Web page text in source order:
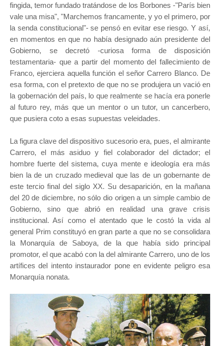
fingida, temor fundado tratándose de los Borbones -"París bien
vale una misa", "Marchemos francamente, y yo el primero, por
la senda constitucional"- se pensó en evitar ese riesgo. Y así,
en momentos en que no había designado aún presidente del
Gobierno, se decretó -curiosa forma de disposición
testamentaria- que a partir del momento del fallecimiento de
Franco, ejerciera aquella función el señor Carrero Blanco. De
esa forma, con el pretexto de que no se produjera un vació en
la gobernación del país, lo que realmente se hacía era ponerle
al futuro rey, más que un mentor o un tutor, un cancerbero,
que pusiera coto a esas supuestas veleidades.
La figura clave del dispositivo sucesorio era, pues, el almirante
Carrero, el más asiduo y fiel colaborador del dictador; el
hombre fuerte del sistema, cuya mente e ideología era más
bien la de un cruzado medieval que las de un gobernante de
este tercio final del siglo XX. Su desaparición, en la mañana
del 20 de diciembre, no sólo dio origen a un simple cambio de
Gobierno, sino que abrió en realidad una grave crisis
institucional. Así como el atentado que le costó la vida al
general Prim constituyó en gran parte a que no se consolidara
la Monarquía de Saboya, de la que había sido principal
promotor, el que acabó con la del almirante Carrero, uno de los
artífices del intento instaurador pone en evidente peligro esa
Monarquía nonata.